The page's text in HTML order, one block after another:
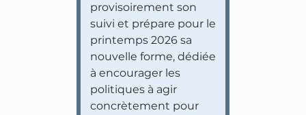
provisoirement son
suivi et prépare pour le
printemps 2026 sa
nouvelle forme, dédiée
à encourager les
politiques à agir
concrètement pour